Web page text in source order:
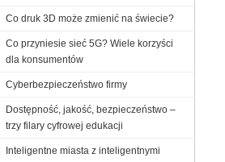
Co druk 3D może zmienić na świecie?
Co przyniesie sieć 5G? Wiele korzyści
dla konsumentów
Cyberbezpieczeństwo firmy
Dostępność, jakość, bezpieczeństwo –
trzy filary cyfrowej edukacji
Inteligentne miasta z inteligentnymi